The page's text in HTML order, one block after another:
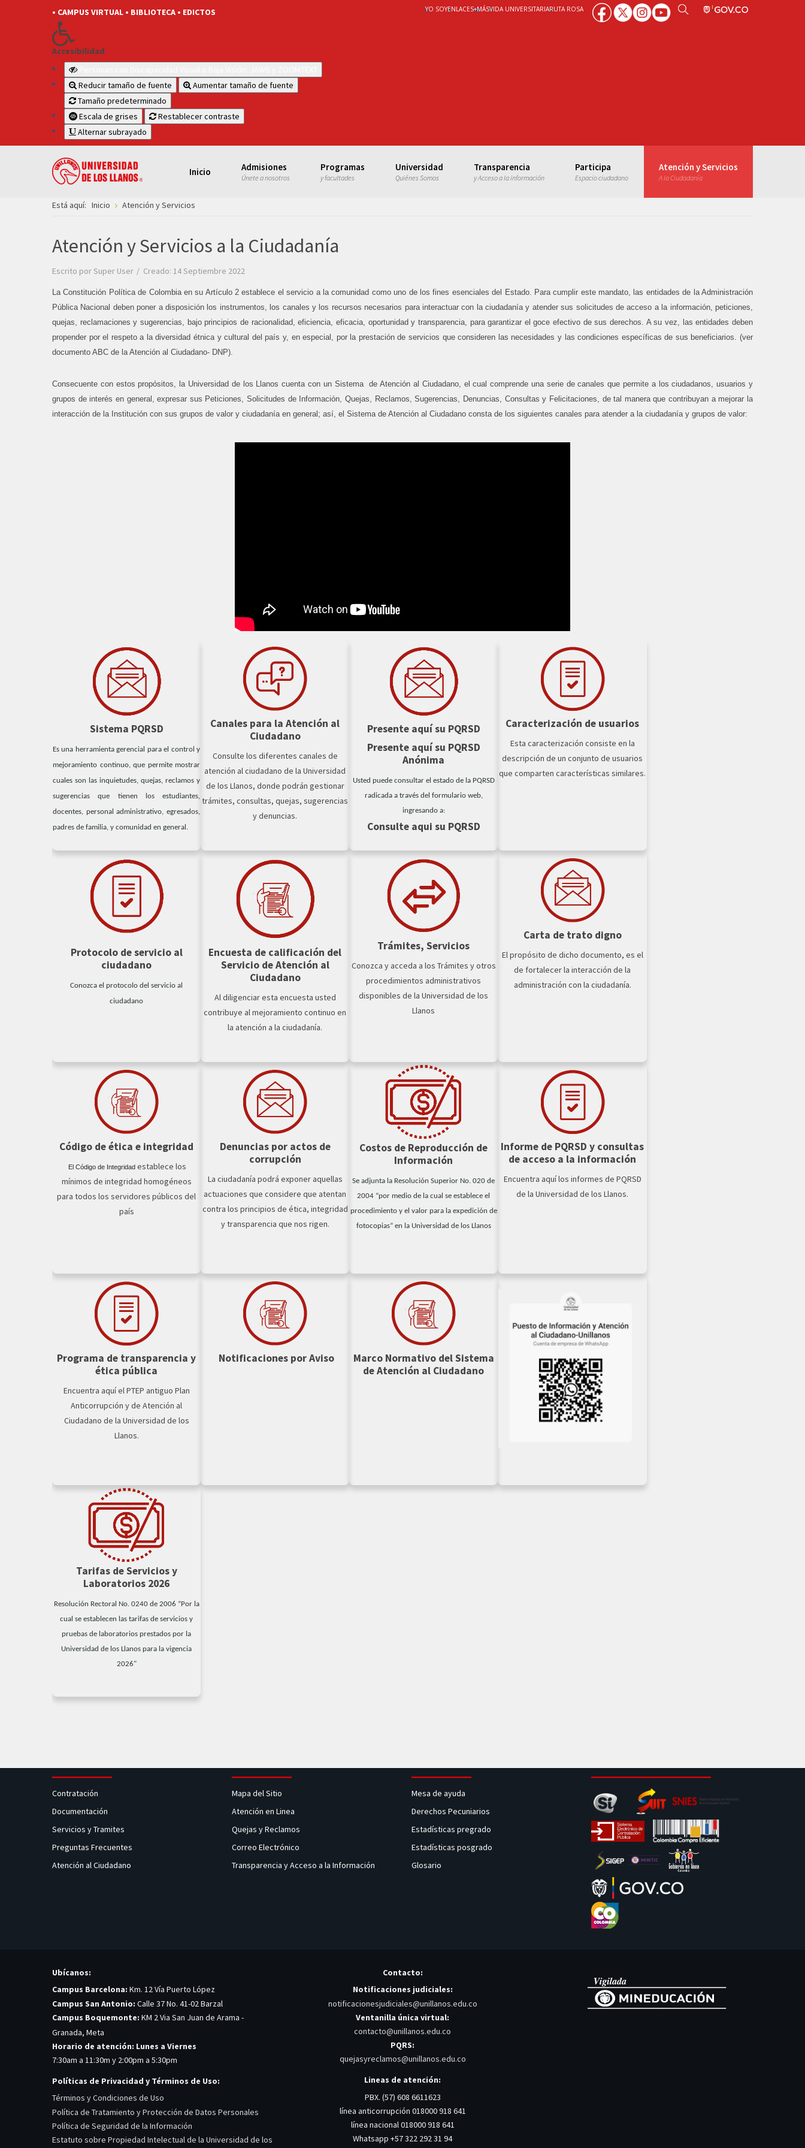
• CAMPUS VIRTUAL • BIBLIOTECA • EDICTOS
Accesibilidad
Reducir tamaño de fuente
Aumentar tamaño de fuente
Tamaño predeterminado
Escala de grises
Restablecer contraste
Alternar subrayado
YO SOYENLACES+MÁSVIDA UNIVERSITARIARUTA ROSA
Inicio Admisiones
Únete a nosotros
Programas
y facultades
Universidad
Quiénes Somos
Transparencia
y Acceso a la información
Participa
Espacio ciudadano
Atención y Servicios
A la Ciudadanía
Está aquí: Inicio Atención y Servicios
Atención y Servicios a la Ciudadanía
Escrito porSuper User Creado: 14 Septiembre 2022
La Constitución Política de Colombia en su Artículo 2 establece el servicio a la comunidad como uno de los fines esenciales del Estado. Para cumplir este mandato, las entidades de la Administración
Pública Nacional deben poner a disposición los instrumentos, los canales y los recursos necesarios para interactuar con la ciudadanía y atender sus solicitudes de acceso a la información, peticiones,
quejas, reclamaciones y sugerencias, bajo principios de racionalidad, eficiencia, eficacia, oportunidad y transparencia, para garantizar el goce efectivo de sus derechos. A su vez, las entidades deben
propender por el respeto a la diversidad étnica y cultural del país y, en especial, por la prestación de servicios que consideren las necesidades y las condiciones específicas de sus beneficiarios. (ver
documento ABC de la Atención al Ciudadano- DNP).
Consecuente con estos propósitos, la Universidad de los Llanos cuenta con un Sistema de Atención al Ciudadano, el cual comprende una serie de canales que permite a los ciudadanos, usuarios y
grupos de interés en general, expresar sus Peticiones, Solicitudes de Información, Quejas, Reclamos, Sugerencias, Denuncias, Consultas y Felicitaciones, de tal manera que contribuyan a mejorar la
interacción de la Institución con sus grupos de valor y ciudadanía en general; así, el Sistema de Atención al Ciudadano consta de los siguientes canales para atender a la ciudadanía y grupos de valor:
Sistema PQRSD
Es una herramienta gerencial para el control y
mejoramiento continuo, que permite mostrar
cuales son las inquietudes, quejas, reclamos y
sugerencias que tienen los estudiantes,
docentes, personal administrativo, egresados,
padres de familia, y comunidad en general.
Canales para la Atención al
Ciudadano
Consulte los diferentes canales de
atención al ciudadano de la Universidad
de los Llanos, donde podrán gestionar
trámites, consultas, quejas, sugerencias
y denuncias.
Presente aquí su PQRSD
Presente aquí su PQRSD
Anónima
Usted puede consultar el estado de la PQRSD
radicada a través del formulario web,
ingresando a:
Consulte aqui su PQRSD
Caracterización de usuarios
Esta caracterización consiste en la
descripción de un conjunto de usuarios
que comparten características similares.
Protocolo de servicio al
ciudadano
Conozca el protocolo del servicio al
ciudadano
Encuesta de calificación del
Servicio de Atención al
Ciudadano
Al diligenciar esta encuesta usted
contribuye al mejoramiento continuo en
la atención a la ciudadanía.
Trámites, Servicios
Conozca y acceda a los Trámites y otros
procedimientos administrativos
disponibles de la Universidad de los
Llanos
Carta de trato digno
El propósito de dicho documento, es el
de fortalecer la interacción de la
administración con la ciudadanía.
Código de ética e integridad
El Código de Integridad establece los
mínimos de integridad homogéneos
para todos los servidores públicos del
país
Denuncias por actos de
corrupción
La ciudadanía podrá exponer aquellas
actuaciones que considere que atentan
contra los principios de ética, integridad
y transparencia que nos rigen.
Costos de Reproducción de
Información
Se adjunta la Resolución Superior No. 020 de
2004 “por medio de la cual se establece el
procedimiento y el valor para la expedición de
fotocopias” en la Universidad de los Llanos
Informe de PQRSD y consultas
de acceso a la información
Encuentra aquí los informes de PQRSD
de la Universidad de los Llanos.
Programa de transparencia y
ética pública
Encuentra aquí el PTEP antiguo Plan
Anticorrupción y de Atención al
Ciudadano de la Universidad de los
Llanos.
Notificaciones por Aviso
Marco Normativo del Sistema
de Atención al Ciudadano
Tarifas de Servicios y
Laboratorios 2026
Resolución Rectoral No. 0240 de 2006 “Por la
cual se establecen las tarifas de servicios y
pruebas de laboratorios prestados por la
Universidad de los Llanos para la vigencia
2026"
Contratación
Documentación
Servicios y Tramites
Preguntas Frecuentes
Atención al Ciudadano
Mapa del Sitio
Atención en Linea
Quejas y Reclamos
Correo Electrónico
Transparencia y Acceso a la Información
Mesa de ayuda
Derechos Pecuniarios
Estadísticas pregrado
Estadísticas posgrado
Glosario
Ubícanos:
Campus Barcelona: Km. 12 Vía Puerto López
Campus San Antonio: Calle 37 No. 41-02 Barzal
Campus Boquemonte: KM 2 Via San Juan de Arama -
Granada, Meta
Horario de atención: Lunes a Viernes
7:30am a 11:30m y 2:00pm a 5:30pm
Políticas de Privacidad y Términos de Uso:
Términos y Condiciones de Uso
Política de Tratamiento y Protección de Datos Personales
Política de Seguridad de la Información
Estatuto sobre Propiedad Intelectual de la Universidad de los
Contacto:
Notificaciones judiciales:
notificacionesjudiciales@unillanos.edu.co
Ventanilla única virtual:
contacto@unillanos.edu.co
PQRS:
quejasyreclamos@unillanos.edu.co
Lineas de atención:
PBX. (57) 608 6611623
línea anticorrupción 018000 918 641
línea nacional 018000 918 641
Whatsapp +57 322 292 31 94